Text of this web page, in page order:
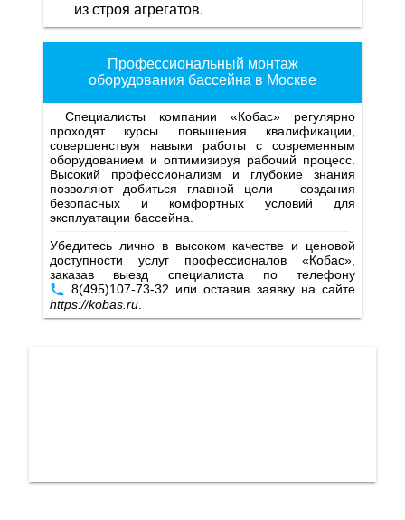
из строя агрегатов.
Профессиональный монтаж
оборудования бассейна в Москве
Специалисты компании «Кобас» регулярно
проходят курсы повышения квалификации,
совершенствуя навыки работы с современным
оборудованием и оптимизируя рабочий процесс.
Высокий профессионализм и глубокие знания
позволяют добиться главной цели – создания
безопасных и комфортных условий для
эксплуатации бассейна.
Убедитесь лично в высоком качестве и ценовой
доступности услуг профессионалов «Кобас»,
заказав выезд специалиста по телефону
8(495)107-73-32 или оставив заявку на сайте
https://kobas.ru.